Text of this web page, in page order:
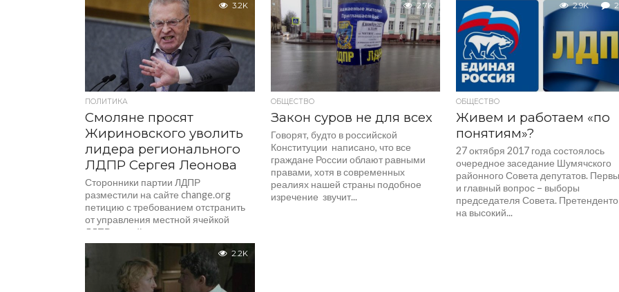
3.2K
ПОЛИТИКА
Смоляне просят
Жириновского уволить
лидера регионального
ЛДПР Сергея Леонова
Сторонники партии ЛДПР
разместили на сайте change.org
петицию с требованием отстранить
от управления местной ячейкой
ЛДПР ее действующего
руководителя — депутата
Смоленской...
2.7K
ОБЩЕСТВО
Закон суров не для всех
Говорят, будто в российской
Конституции написано, что все
граждане России облают равными
правами, хотя в современных
реалиях нашей страны подобное
изречение звучит...
2.9K 2
ОБЩЕСТВО
Живем и работаем «по
понятиям»?
27 октября 2017 года состоялось
очередное заседание Шумячского
районного Совета депутатов.
и главный вопрос – выборы
председателя Совета.
на высокий...
2.2K